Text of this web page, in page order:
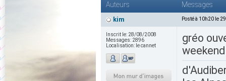
Auteurs Messages
kim Posté à 10h20 le
Inscrit le: 28/08/2008
Messages: 2896
Localisation: le cannet
gréo